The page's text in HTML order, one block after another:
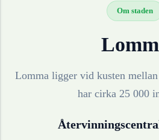
Om staden
Lomma ligger vid kusten
har cirka 25 000